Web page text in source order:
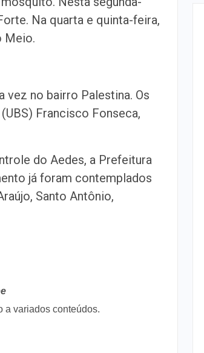
Na quarta e quinta-feira,
Meio.
vez no bairro Palestina. Os
Francisco Fonseca,
do Aedes, a Prefeitura
já foram contemplados
Santo Antônio,
a variados conteúdos.